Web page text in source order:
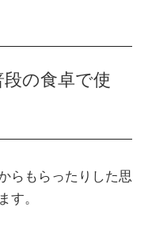
の食卓で使
らもらったりした思
す。